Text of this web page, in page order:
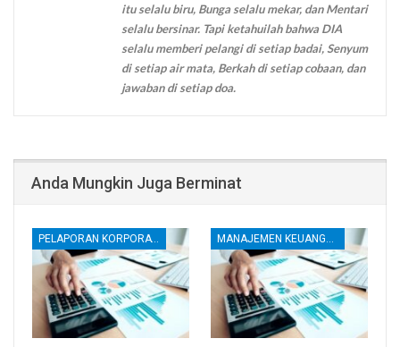
itu selalu biru, Bunga selalu mekar, dan Mentari
selalu bersinar. Tapi ketahuilah bahwa DIA
selalu memberi pelangi di setiap badai, Senyum
di setiap air mata, Berkah di setiap cobaan, dan
jawaban di setiap doa.
Anda Mungkin Juga Berminat
PELAPORAN KORPORATE MANAJEMEN KEUANGAN